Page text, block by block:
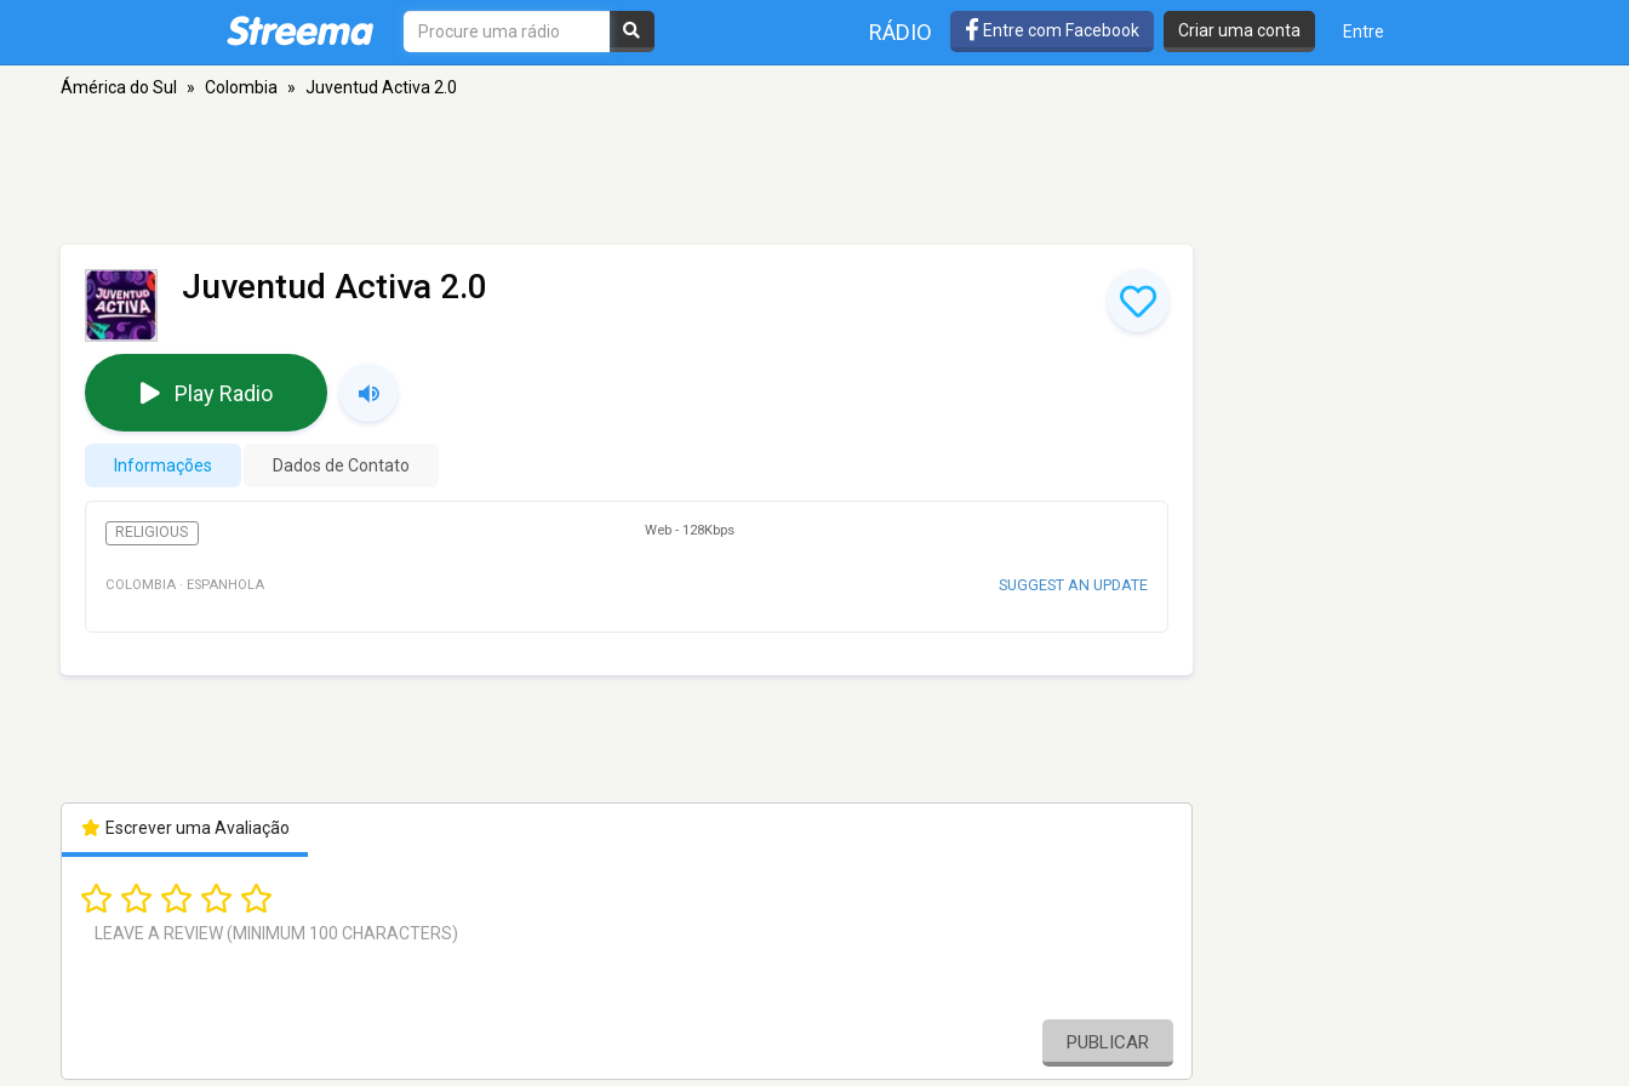
RÁDIO Entre com Facebook Criar uma conta Entre
Ámérica do Sul » Colombia » Juventud Activa 2.0
Juventud Activa 2.0
Play Radio
Informações Dados de Contato
RELIGIOUS Web - 128Kbps
COLOMBIA · ESPANHOLA SUGGEST AN UPDATE
Escrever uma Avaliação
PUBLICAR